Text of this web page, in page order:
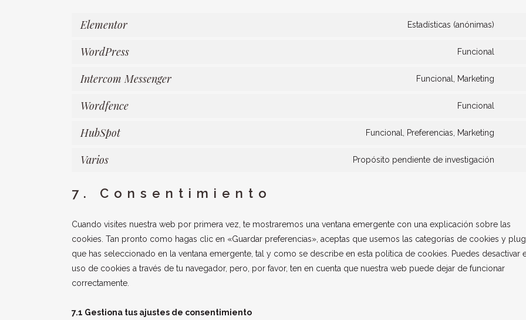
Elementor Estadísticas (anónimas)
WordPress Funcional
Intercom Messenger Funcional, Marketing
Wordfence Funcional
HubSpot Funcional, Preferencias, Marketing
Varios Propósito pendiente de investigación
7. Consentimiento
Cuando visites nuestra web por primera vez, te mostraremos una ventana emergente con una explicación sobre las
cookies. Tan pronto como hagas clic en «Guardar preferencias», aceptas que usemos las categorías de cookies y
que has seleccionado en la ventana emergente, tal y como se describe en esta política de cookies. Puedes desactivar
uso de cookies a través de tu navegador, pero, por favor, ten en cuenta que nuestra web puede dejar de funcionar
correctamente.
7.1 Gestiona tus ajustes de consentimiento